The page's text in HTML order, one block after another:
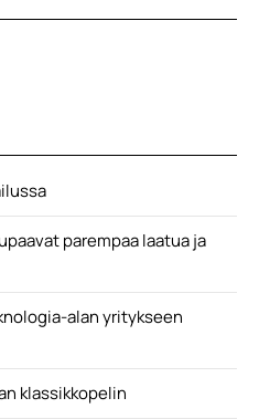
parempaa laatua ja
alan yritykseen
klassikkopelin